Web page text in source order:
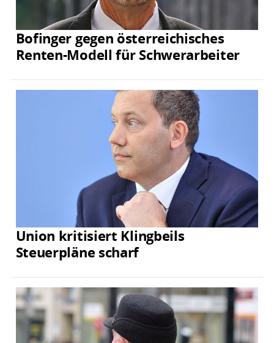
Bofinger gegen österreichisches
Renten-Modell für Schwerarbeiter
Union kritisiert Klingbeils
Steuerpläne scharf